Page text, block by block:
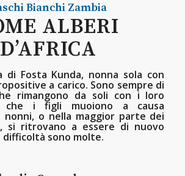
Bianchi Zambia
ALBERI
D’AFRICA
di Fosta Kunda, nonna sola con
a carico. Sono sempre di
rimangono da soli con i loro
che i figli muoiono a causa
I nonni, o nella maggior parte dei
si ritrovano a essere di nuovo
difficoltà sono molte.